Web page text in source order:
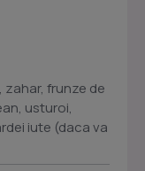
frunze de
usturoi,
iute (daca va